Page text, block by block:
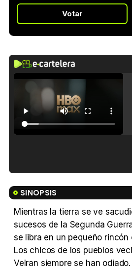
Votar
SINOPSIS
Mientras la tierra se ve
sucesos de la Segunda
se libra en un pequeño
Los chicos de los pueblos
Velran siempre se han